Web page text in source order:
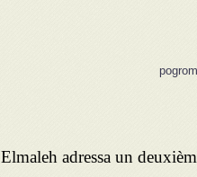
Elmaleh adressa un